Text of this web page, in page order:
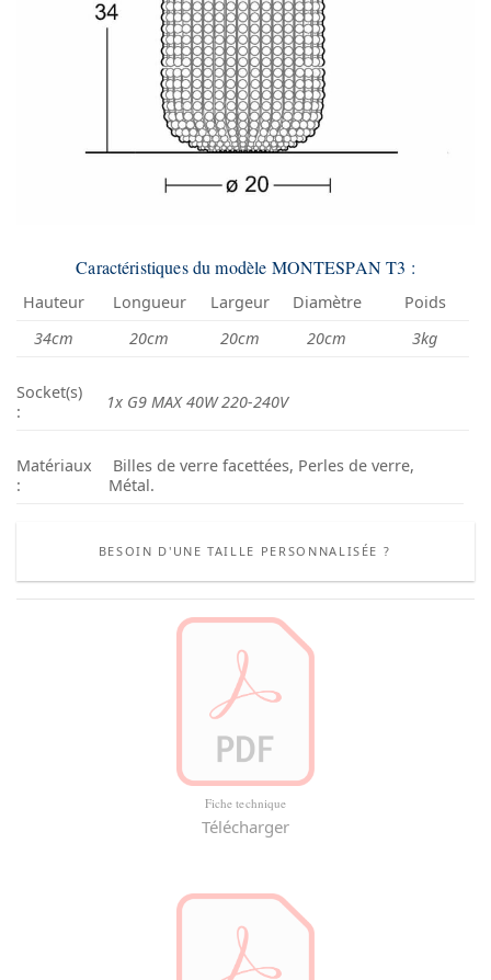
Caractéristiques du modèle MONTESPAN T3 :
Hauteur Longueur Largeur Diamètre
Poids
34cm
20cm 20cm 20cm 3kg
Socket(s)
:
1x G9 MAX 40W 220-240V
Matériaux
:
Billes de verre facettées, Perles de verre,
Métal.
BESOIN D'UNE TAILLE PERSONNALISÉE ?
Fiche technique
Télécharger